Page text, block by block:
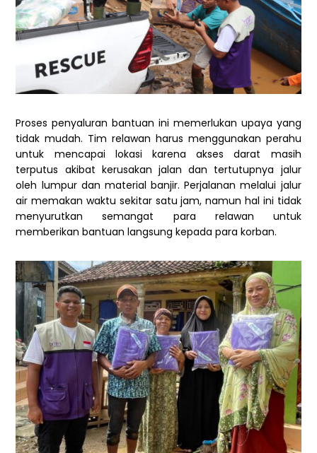
Proses penyaluran bantuan ini memerlukan upaya yang
tidak mudah. Tim relawan harus menggunakan perahu
untuk mencapai lokasi karena akses darat masih
terputus akibat kerusakan jalan dan tertutupnya jalur
oleh lumpur dan material banjir. Perjalanan melalui jalur
air memakan waktu sekitar satu jam, namun hal ini tidak
menyurutkan semangat para relawan untuk
memberikan bantuan langsung kepada para korban.